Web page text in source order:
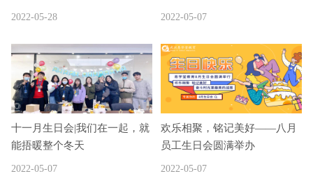
2022-05-28 2022-05-07
十一月生日会|我们在一起，就
能捂暖整个冬天
2022-05-07
欢乐相聚，铭记美好——八月
员工生日会圆满举办
2022-05-07